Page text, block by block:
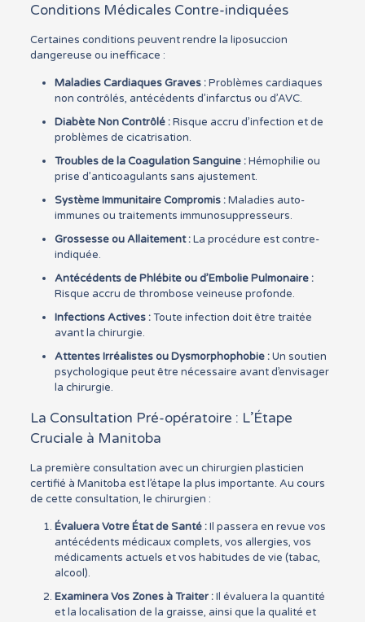
Conditions Médicales Contre-indiquées
Certaines conditions peuvent rendre la liposuccion
dangereuse ou inefficace :
Maladies Cardiaques Graves :Problèmes cardiaques
non contrôlés, antécédents d’infarctus ou d’AVC.
Diabète Non Contrôlé :Risque accru d’infection et de
problèmes de cicatrisation.
Troubles de la Coagulation Sanguine :Hémophilie ou
prise d’anticoagulants sans ajustement.
Système Immunitaire Compromis :Maladies auto-
immunes ou traitements immunosuppresseurs.
Grossesse ou Allaitement :La procédure est contre-
indiquée.
Antécédents de Phlébite ou d’Embolie Pulmonaire :
Risque accru de thrombose veineuse profonde.
Infections Actives :Toute infection doit être traitée
avant la chirurgie.
Attentes Irréalistes ou Dysmorphophobie :Un soutien
psychologique peut être nécessaire avant d’envisager
la chirurgie.
La Consultation Pré-opératoire : L’Étape
Cruciale à Manitoba
La première consultation avec un chirurgien plasticien
certifié à Manitoba est l’étape la plus importante. Au cours
de cette consultation, le chirurgien :
Évaluera Votre État de Santé :Il passera en revue vos
antécédents médicaux complets, vos allergies, vos
médicaments actuels et vos habitudes de vie (tabac,
alcool).
Examinera Vos Zones à Traiter :Il évaluera la quantité
et la localisation de la graisse, ainsi que la qualité et